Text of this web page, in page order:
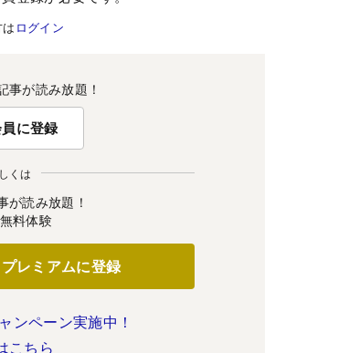
ログイン
事が読み放題！
に登録
くは
が読み放題！
料体験
レミアムに登録
ンペーン実施中！
こちら